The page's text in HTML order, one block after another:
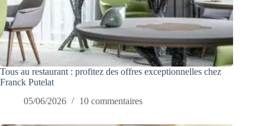
Tous au restaurant : profitez des offres exceptionnelles chez
Franck Putelat
05/06/2026
10 commentaires